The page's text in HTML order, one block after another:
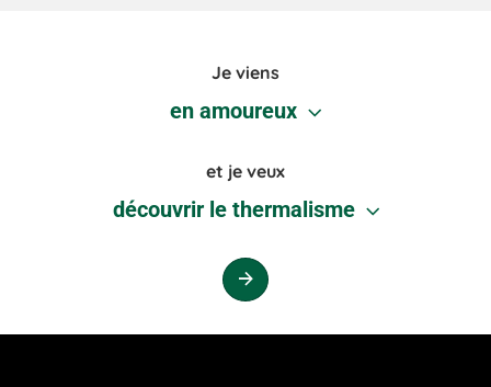
Je viens
en amoureux
et je veux
découvrir le thermalisme